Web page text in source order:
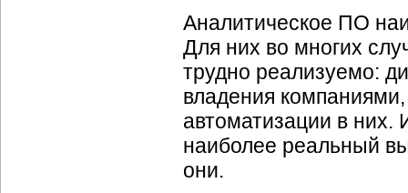
Аналитическое ПО
Для них во многих
трудно реализуемо:
владения
автоматизации в них.
наиболее реальный
они.